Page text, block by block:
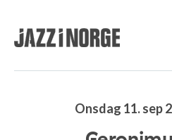
Onsdag 11. sep